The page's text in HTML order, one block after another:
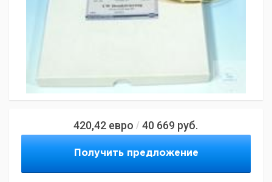
420,42 евро / 40 669 руб.
Получить предложение